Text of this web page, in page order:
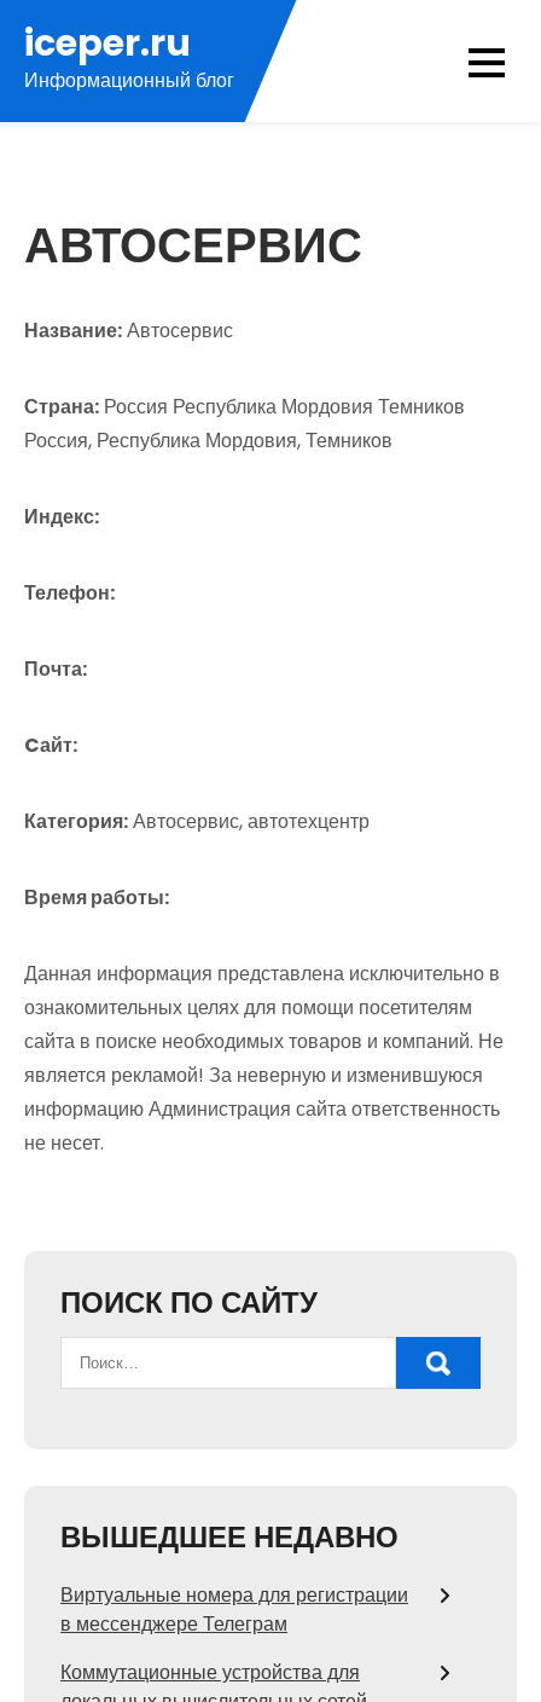
содержимому
iceper.ru
Информационный блог
АВТОСЕРВИС
Название:Автосервис
Страна: Россия Республика Мордовия Темников
Россия, Республика Мордовия, Темников
Индекс:
Телефон:
Почта:
Cайт:
Категория:Автосервис, автотехцентр
Время работы:
Данная информация представлена исключительно в
ознакомительных целях для помощи посетителям
сайта в поиске необходимых товаров и компаний. Не
является рекламой! За неверную и изменившуюся
информацию Администрация сайта ответственность
не несет.
ПОИСК ПО САЙТУ
ВЫШЕДШЕЕ НЕДАВНО
Виртуальные номера для регистрации
в мессенджере Телеграм
Коммутационные устройства для